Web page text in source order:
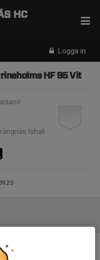
Logga in
HC
HF 95 Vit
Ishall
ifylld